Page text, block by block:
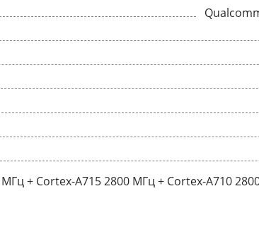
МГц + Cortex-A715 2800 МГц + Cortex-A710